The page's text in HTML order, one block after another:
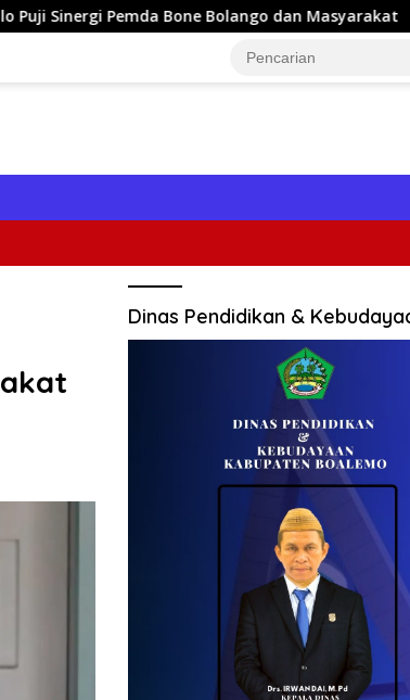
Bone Bolango dan Masyarakat Sekda Iwan
Dinas Pendidikan &